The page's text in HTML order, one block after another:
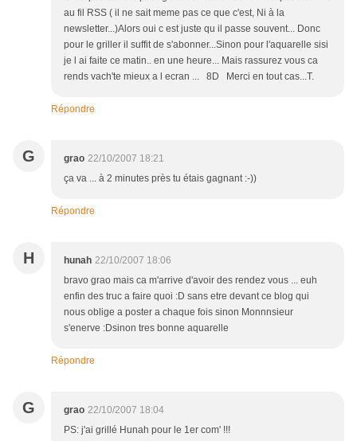
au fil RSS ( il ne sait meme pas ce que c'est, Ni à la
newsletter...)Alors oui c est juste qu il passe souvent... Donc
pour le griller il suffit de s'abonner...Sinon pour l'aquarelle sisi
je l ai faite ce matin.. en une heure... Mais rassurez vous ca
rends vach'te mieux a l ecran ... 8D Merci en tout cas...T.
Répondre
G grao 22/10/2007 18:21
ça va ... à 2 minutes près tu étais gagnant :-))
Répondre
H hunah 22/10/2007 18:06
bravo grao mais ca m'arrive d'avoir des rendez vous ... euh
enfin des truc a faire quoi :D sans etre devant ce blog qui
nous oblige a poster a chaque fois sinon Monnnsieur
s'enerve :Dsinon tres bonne aquarelle
Répondre
G grao 22/10/2007 18:04
PS: j'ai grillé Hunah pour le 1er com' !!!